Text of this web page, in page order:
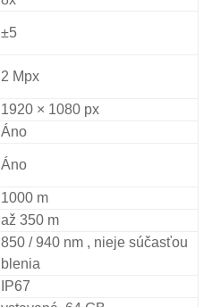
±5
2 Mpx
1920 × 1080 px
Áno
Áno
1000 m
až 350 m
850 / 940 nm , nieje súčasťou
blenia
IP67